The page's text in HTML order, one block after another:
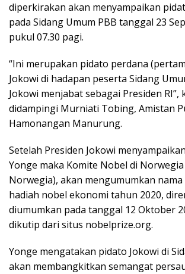
diperkirakan akan menyampaikan
pada Sidang Umum PBB tanggal 23
pukul 07.30 pagi.
“Ini merupakan pidato perdana
Jokowi di hadapan peserta Sidang
Jokowi menjabat sebagai Presiden RI”,
didampingi Murniati Tobing, Amistan
Hamonangan Manurung.
Setelah Presiden Jokowi
Yonge maka Komite Nobel di
Norwegia), akan mengumumkan
hadiah nobel ekonomi tahun 2020,
diumumkan pada tanggal 12 Oktober
dikutip dari situs nobelprize.org.
Yonge mengatakan pidato Jokowi di
akan membangkitkan semangat